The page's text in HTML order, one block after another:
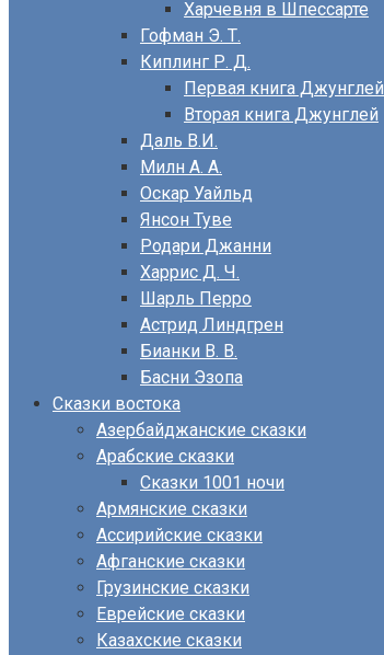
Харчевня в Шпессарте
Гофман Э. Т.
Киплинг Р. Д.
Первая книга Джунглей
Вторая книга Джунглей
Даль В.И.
Милн А. А.
Оскар Уайльд
Янсон Туве
Родари Джанни
Харрис Д. Ч.
Шарль Перро
Астрид Линдгрен
Бианки В. В.
Басни Эзопа
Сказки востока
Азербайджанские сказки
Арабские сказки
Сказки 1001 ночи
Армянские сказки
Ассирийские сказки
Афганские сказки
Грузинские сказки
Еврейские сказки
Казахские сказки